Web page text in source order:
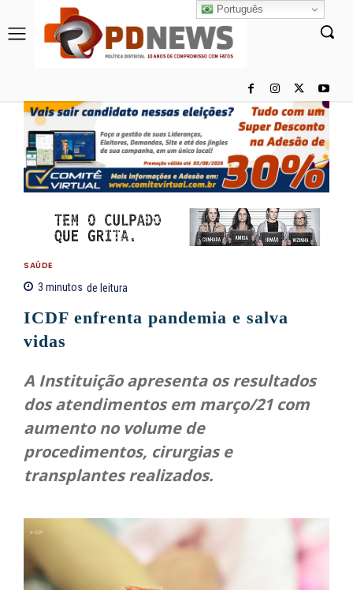
SAÚDE
3 minutos de leitura
ICDF enfrenta pandemia e salva
vidas
A Instituição apresenta os resultados
dos atendimentos em março/21 com
aumento no volume de
procedimentos, cirurgias e
transplantes realizados.
Português